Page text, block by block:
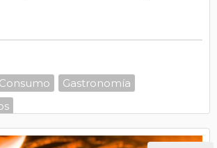
Consumo
Gastronomía